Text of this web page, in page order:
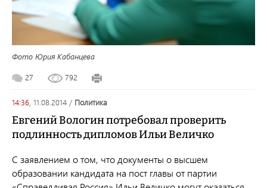
Фото Юрия Кабанцева
27 792
14:36, 11.08.2014 / политика
Евгений Вологин потребовал проверить
подлинность дипломов Ильи Величко
С заявлением о том, что документы о высшем
образовании кандидата на пост главы от партии